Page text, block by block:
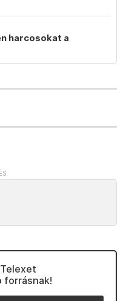
harcosokat a
forrásnak!